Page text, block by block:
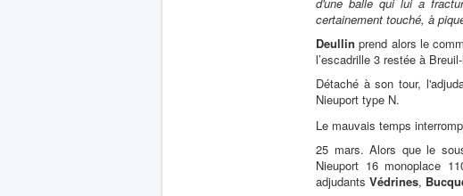
certainement touché, à
Deullin prend alors le
l’escadrille 3 restée à
Détaché à son tour,
Nieuport type N.
Le mauvais temps
25 mars. Alors que le
Nieuport 16 monoplace
adjudants Védrines,